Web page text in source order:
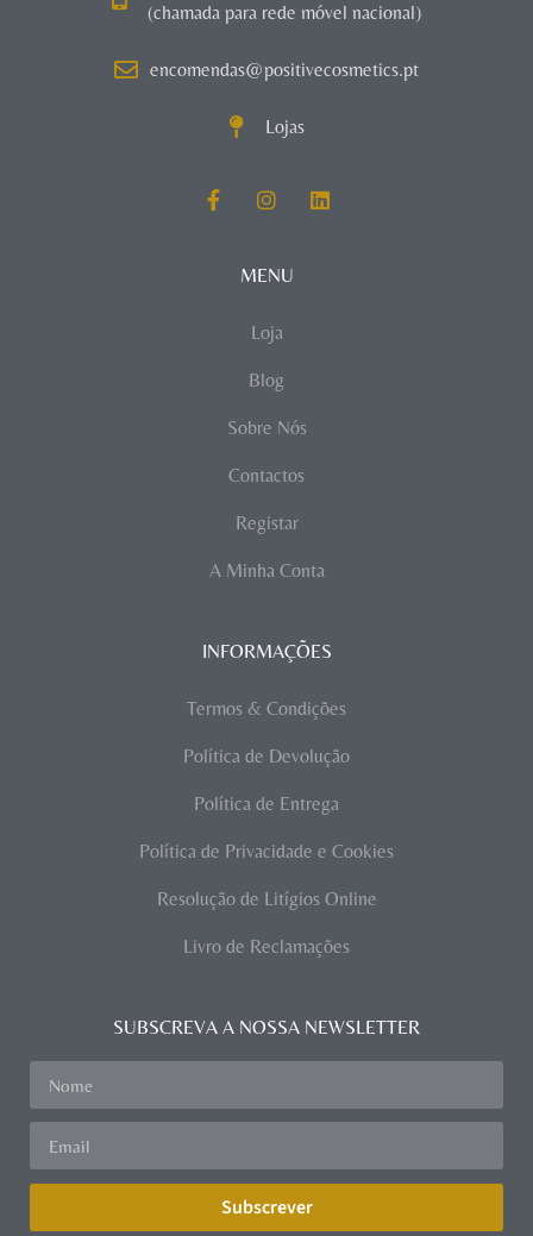
(chamada para rede móvel nacional)
encomendas@positivecosmetics.pt
Lojas
MENU
Loja
Blog
Sobre Nós
Contactos
Registar
A Minha Conta
INFORMAÇÕES
Termos & Condições
Política de Devolução
Política de Entrega
Política de Privacidade e Cookies
Resolução de Litígios Online
Livro de Reclamações
SUBSCREVA A NOSSA NEWSLETTER
Subscrever